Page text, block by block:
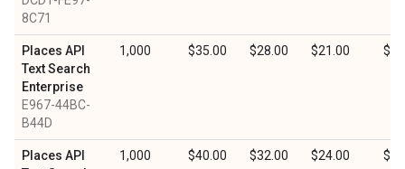
8C71
Places API
Text Search
Enterprise
E967-44BC-
B44D
1,000 $35.00 $28.00 $21.00
Places API
1,000 $40.00 $32.00 $24.00